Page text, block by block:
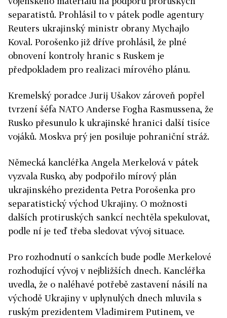
separatistů. Prohlásil to v pátek podle agentury
Reuters ukrajinský ministr obrany Mychajlo
Koval. Porošenko již dříve prohlásil, že plné
obnovení kontroly hranic s Ruskem je
předpokladem pro realizaci mírového plánu.
Kremelský poradce Jurij Ušakov zároveň popřel
tvrzení šéfa NATO Anderse Fogha Rasmussena, že
Rusko přesunulo k ukrajinské hranici další tisíce
vojáků. Moskva prý jen posiluje pohraniční stráž.
Německá kancléřka Angela Merkelová v pátek
vyzvala Rusko, aby podpořilo mírový plán
ukrajinského prezidenta Petra Porošenka pro
separatistický východ Ukrajiny. O možnosti
dalších protiruských sankcí nechtěla spekulovat,
podle ní je teď třeba sledovat vývoj situace.
Pro rozhodnutí o sankcích bude podle Merkelové
rozhodující vývoj v nejbližších dnech. Kancléřka
uvedla, že o naléhavé potřebě zastavení násilí na
východě Ukrajiny v uplynulých dnech mluvila s
ruským prezidentem Vladimirem Putinem, ve